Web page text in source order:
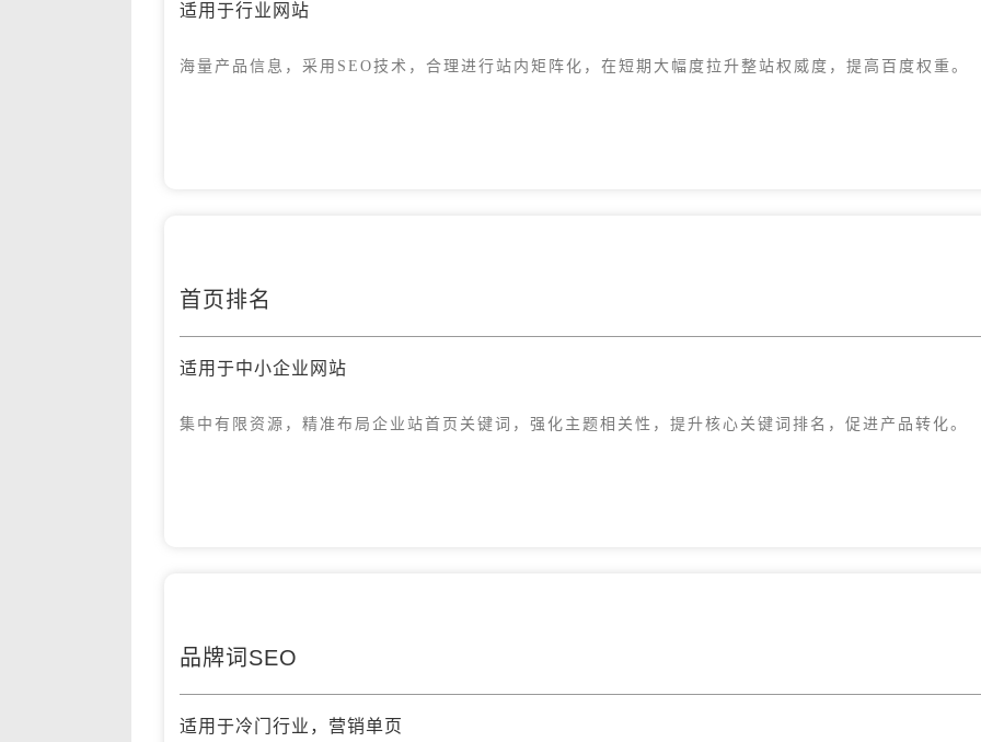
适用于行业网站
海量产品信息，采用SEO技术，合理进行站内矩阵化，在短期大幅度拉升整站权威度，提高百度权重。
首页排名
适用于中小企业网站
集中有限资源，精准布局企业站首页关键词，强化主题相关性，提升核心关键词排名，促进产品转化。
品牌词SEO
适用于冷门行业，营销单页